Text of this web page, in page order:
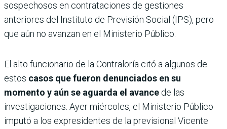
sospechosos en contrataciones de gestiones
anteriores del Instituto de Previsión Social (IPS), pero
que aún no avanzan en el Ministerio Público.
El alto funcionario de la Contraloría citó a algunos de
estos casos que fueron denunciados en su
momento y aún se aguarda el avance de las
investigaciones. Ayer miércoles, el Ministerio Público
imputó a los expresidentes de la previsional Vicente